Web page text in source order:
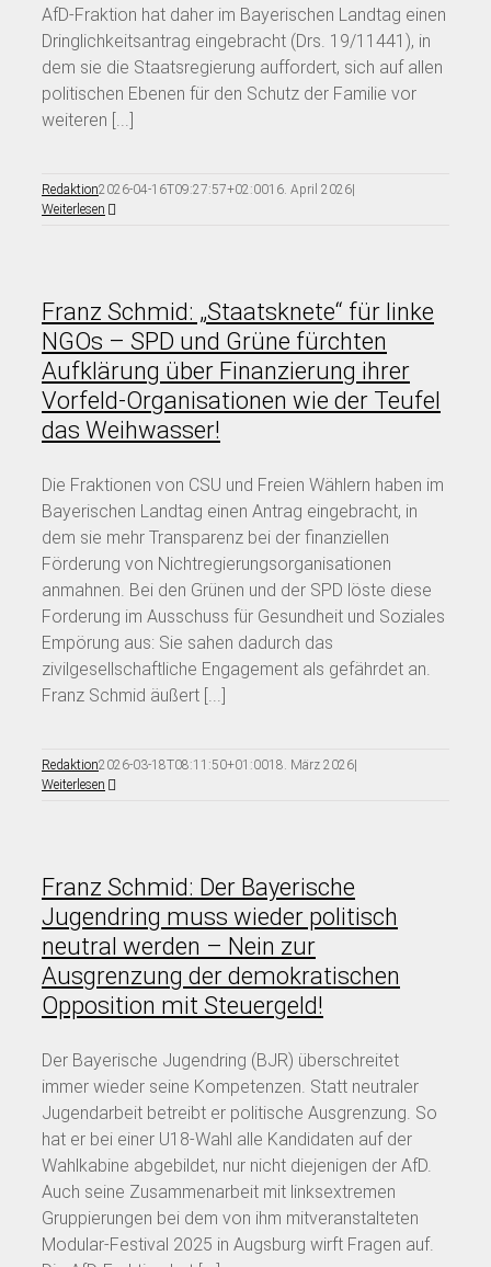
AfD-Fraktion hat daher im Bayerischen Landtag einen
Dringlichkeitsantrag eingebracht (Drs. 19/11441), in
dem sie die Staatsregierung auffordert, sich auf allen
politischen Ebenen für den Schutz der Familie vor
weiteren [...]
Redaktion2026-04-16T09:27:57+02:0016. April 2026|
Weiterlesen
Franz Schmid: „Staatsknete“ für linke
NGOs – SPD und Grüne fürchten
Aufklärung über Finanzierung ihrer
Vorfeld-Organisationen wie der Teufel
das Weihwasser!
Die Fraktionen von CSU und Freien Wählern haben im
Bayerischen Landtag einen Antrag eingebracht, in
dem sie mehr Transparenz bei der finanziellen
Förderung von Nichtregierungsorganisationen
anmahnen. Bei den Grünen und der SPD löste diese
Forderung im Ausschuss für Gesundheit und Soziales
Empörung aus: Sie sahen dadurch das
zivilgesellschaftliche Engagement als gefährdet an.
Franz Schmid äußert [...]
Redaktion2026-03-18T08:11:50+01:0018. März 2026|
Weiterlesen
Franz Schmid: Der Bayerische
Jugendring muss wieder politisch
neutral werden – Nein zur
Ausgrenzung der demokratischen
Opposition mit Steuergeld!
Der Bayerische Jugendring (BJR) überschreitet
immer wieder seine Kompetenzen. Statt neutraler
Jugendarbeit betreibt er politische Ausgrenzung. So
hat er bei einer U18-Wahl alle Kandidaten auf der
Wahlkabine abgebildet, nur nicht diejenigen der AfD.
Auch seine Zusammenarbeit mit linksextremen
Gruppierungen bei dem von ihm mitveranstalteten
Modular-Festival 2025 in Augsburg wirft Fragen auf.